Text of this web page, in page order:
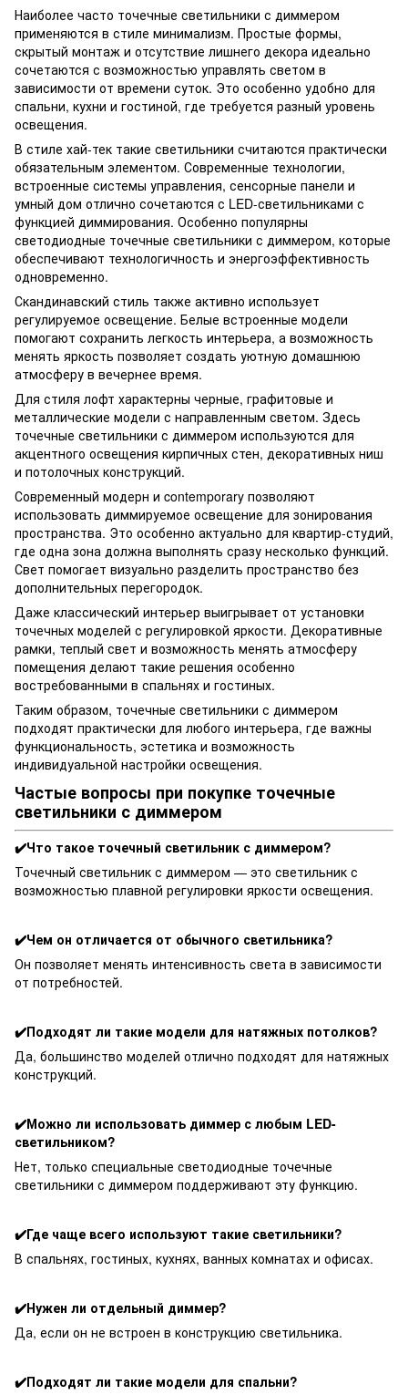
Наиболее часто точечные светильники с диммером
применяются в стиле минимализм. Простые формы,
скрытый монтаж и отсутствие лишнего декора идеально
сочетаются с возможностью управлять светом в
зависимости от времени суток. Это особенно удобно для
спальни, кухни и гостиной, где требуется разный уровень
освещения.
В стиле хай-тек такие светильники считаются практически
обязательным элементом. Современные технологии,
встроенные системы управления, сенсорные панели и
умный дом отлично сочетаются с LED-светильниками с
функцией диммирования. Особенно популярны
светодиодные точечные светильники с диммером, которые
обеспечивают технологичность и энергоэффективность
одновременно.
Скандинавский стиль также активно использует
регулируемое освещение. Белые встроенные модели
помогают сохранить легкость интерьера, а возможность
менять яркость позволяет создать уютную домашнюю
атмосферу в вечернее время.
Для стиля лофт характерны черные, графитовые и
металлические модели с направленным светом. Здесь
точечные светильники с диммером используются для
акцентного освещения кирпичных стен, декоративных ниш
и потолочных конструкций.
Современный модерн и contemporary позволяют
использовать диммируемое освещение для зонирования
пространства. Это особенно актуально для квартир-студий,
где одна зона должна выполнять сразу несколько функций.
Свет помогает визуально разделить пространство без
дополнительных перегородок.
Даже классический интерьер выигрывает от установки
точечных моделей с регулировкой яркости. Декоративные
рамки, теплый свет и возможность менять атмосферу
помещения делают такие решения особенно
востребованными в спальнях и гостиных.
Таким образом, точечные светильники с диммером
подходят практически для любого интерьера, где важны
функциональность, эстетика и возможность
индивидуальной настройки освещения.
Частые вопросы при покупке точечные
светильники с диммером
✔️Что такое точечный светильник с диммером?
Точечный светильник с диммером — это светильник с
возможностью плавной регулировки яркости освещения.
✔️Чем он отличается от обычного светильника?
Он позволяет менять интенсивность света в зависимости
от потребностей.
✔️Подходят ли такие модели для натяжных потолков?
Да, большинство моделей отлично подходят для натяжных
конструкций.
✔️Можно ли использовать диммер с любым LED-
светильником?
Нет, только специальные светодиодные точечные
светильники с диммером поддерживают эту функцию.
✔️Где чаще всего используют такие светильники?
В спальнях, гостиных, кухнях, ванных комнатах и офисах.
✔️Нужен ли отдельный диммер?
Да, если он не встроен в конструкцию светильника.
✔️Подходят ли такие модели для спальни?